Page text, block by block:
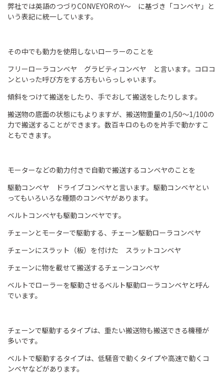
弊社では英語のつづりCONVEYORのY～ に基づき「コンベヤ」と
いう表記に統一しています。
その中でも動力を使用しないローラーのことを
フリーローラコンベヤ グラビティコンベヤ と言います。コロコ
ンといった呼び方をする方もいらっしゃいます。
傾斜をつけて搬送をしたり、手でおして搬送をしたりします。
搬送物の底面の状態にもよりますが、搬送物重量の1/50～1/100の
力で搬送することができます。数百キロのものを片手で動かすこ
ともできます。
モーターなどの動力付きで自動で搬送するコンベヤのことを
駆動コンベヤ ドライブコンベヤと言います。駆動コンベヤとい
ってもいろいろな種類のコンベヤがあります。
ベルトコンベヤも駆動コンベヤです。
チェーンとモーターで駆動する、チェーン駆動ローラコンベヤ
チェーンにスラット（板）を付けた スラットコンベヤ
チェーンに物を載せて搬送するチェーンコンベヤ
ベルトでローラーを駆動させるベルト駆動ローラコンベヤと呼ん
でいます。
チェーンで駆動するタイプは、重たい搬送物も搬送できる機種が
多いです。
ベルトで駆動するタイプは、低騒音で動くタイプや高速で動くコ
ンベヤなどがあります。